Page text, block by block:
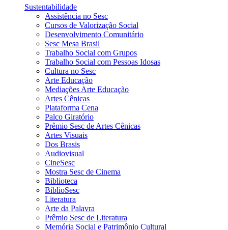
Sustentabilidade
Assistência no Sesc
Cursos de Valorização Social
Desenvolvimento Comunitário
Sesc Mesa Brasil
Trabalho Social com Grupos
Trabalho Social com Pessoas Idosas
Cultura no Sesc
Arte Educação
Mediações Arte Educação
Artes Cênicas
Plataforma Cena
Palco Giratório
Prêmio Sesc de Artes Cênicas
Artes Visuais
Dos Brasis
Audiovisual
CineSesc
Mostra Sesc de Cinema
Biblioteca
BiblioSesc
Literatura
Arte da Palavra
Prêmio Sesc de Literatura
Memória Social e Patrimônio Cultural